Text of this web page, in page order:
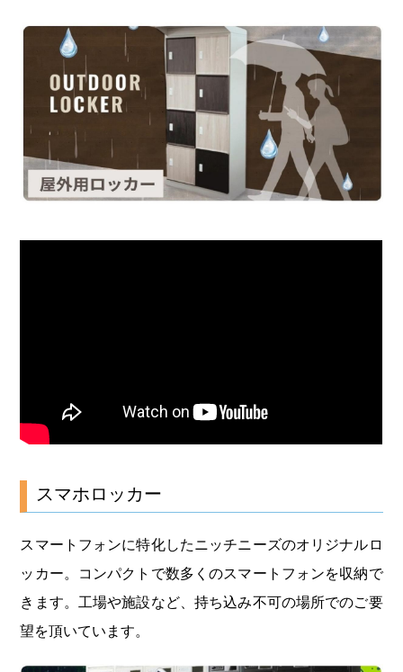
スマホロッカー
スマートフォンに特化したニッチニーズのオリジナルロ
ッカー。コンパクトで数多くのスマートフォンを収納で
きます。工場や施設など、持ち込み不可の場所でのご要
望を頂いています。